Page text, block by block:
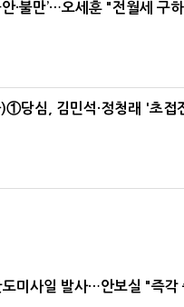
안·불만’…오세훈 "전월세 구
)①당심, 김민석·정청래 '초
미사일 발사…안보실 "즉각